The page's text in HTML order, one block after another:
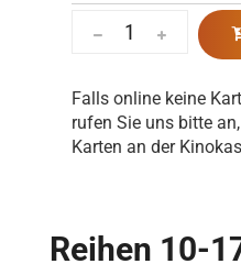
Falls online keine
rufen Sie uns bitte
Karten an der
Reihen 10-